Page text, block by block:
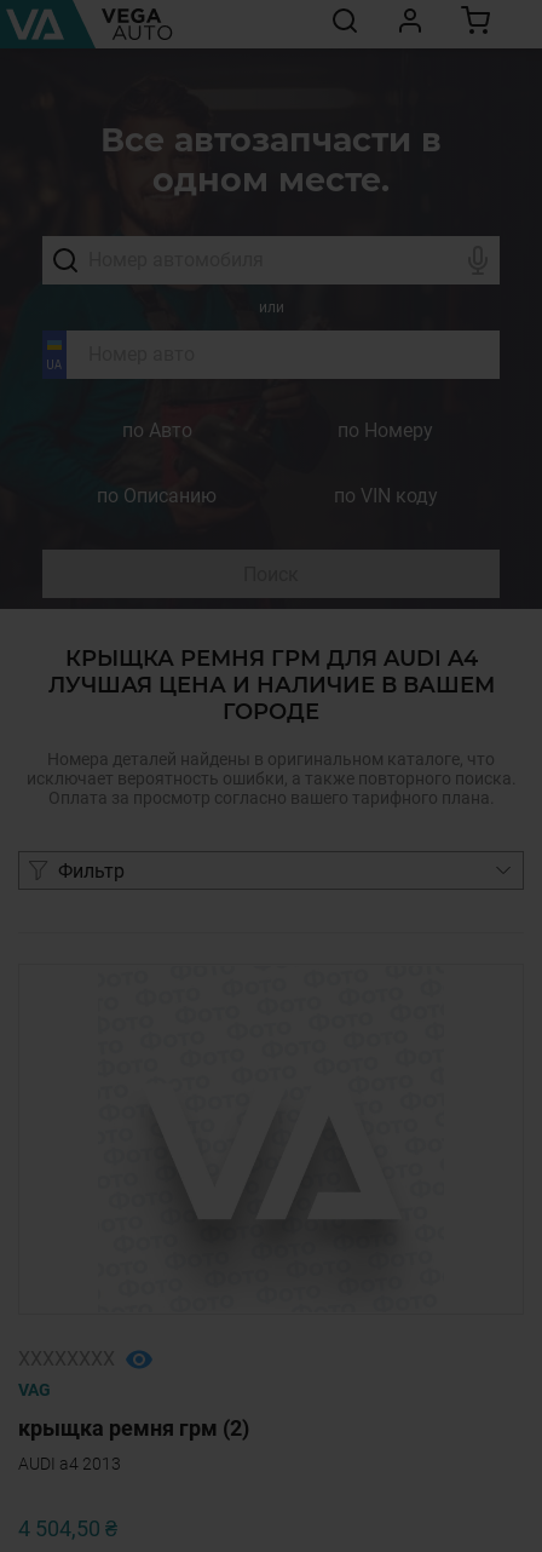
Все автозапчасти в
одном месте.
или
по Авто по Номеру
по Описанию по VIN коду
КРЫЩКА РЕМНЯ ГРМ ДЛЯ AUDI A4
ЛУЧШАЯ ЦЕНА И НАЛИЧИЕ В ВАШЕМ
ГОРОДЕ
Номера деталей найдены в оригинальном каталоге, что
исключает вероятность ошибки, а также повторного поиска.
Оплата за просмотр согласно вашего тарифного плана.
Фильтр
VAG
крыщка ремня грм (2)
AUDI a4 2013
4 504,50 ₴